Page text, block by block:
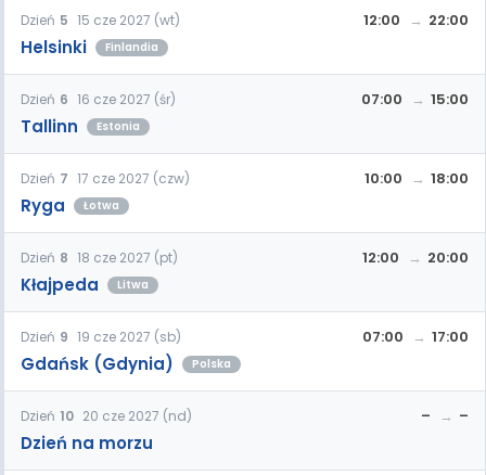
Dzień 5 15 cze 2027 (wt)
Helsinki Finlandia
12:00 22:00
Dzień 6 16 cze 2027 (śr)
Tallinn Estonia
07:00 15:00
Dzień 7 17 cze 2027 (czw)
Ryga Łotwa
10:00 18:00
Dzień 8 18 cze 2027 (pt)
Kłajpeda Litwa
12:00 20:00
Dzień 9 19 cze 2027 (sb)
Gdańsk (Gdynia) Polska
07:00 17:00
Dzień 10 20 cze 2027 (nd)
Dzień na morzu
– –